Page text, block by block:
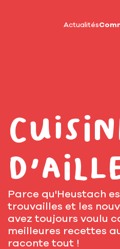
Actualités
Parce qu'Heustach
trouvailles et les
avez toujours voulu
meilleures recettes
raconte tout !